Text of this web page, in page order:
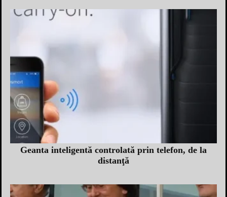
Geanta inteligentă controlată prin telefon, de la
distanţă